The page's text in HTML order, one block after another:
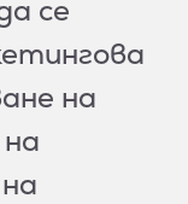
се
на